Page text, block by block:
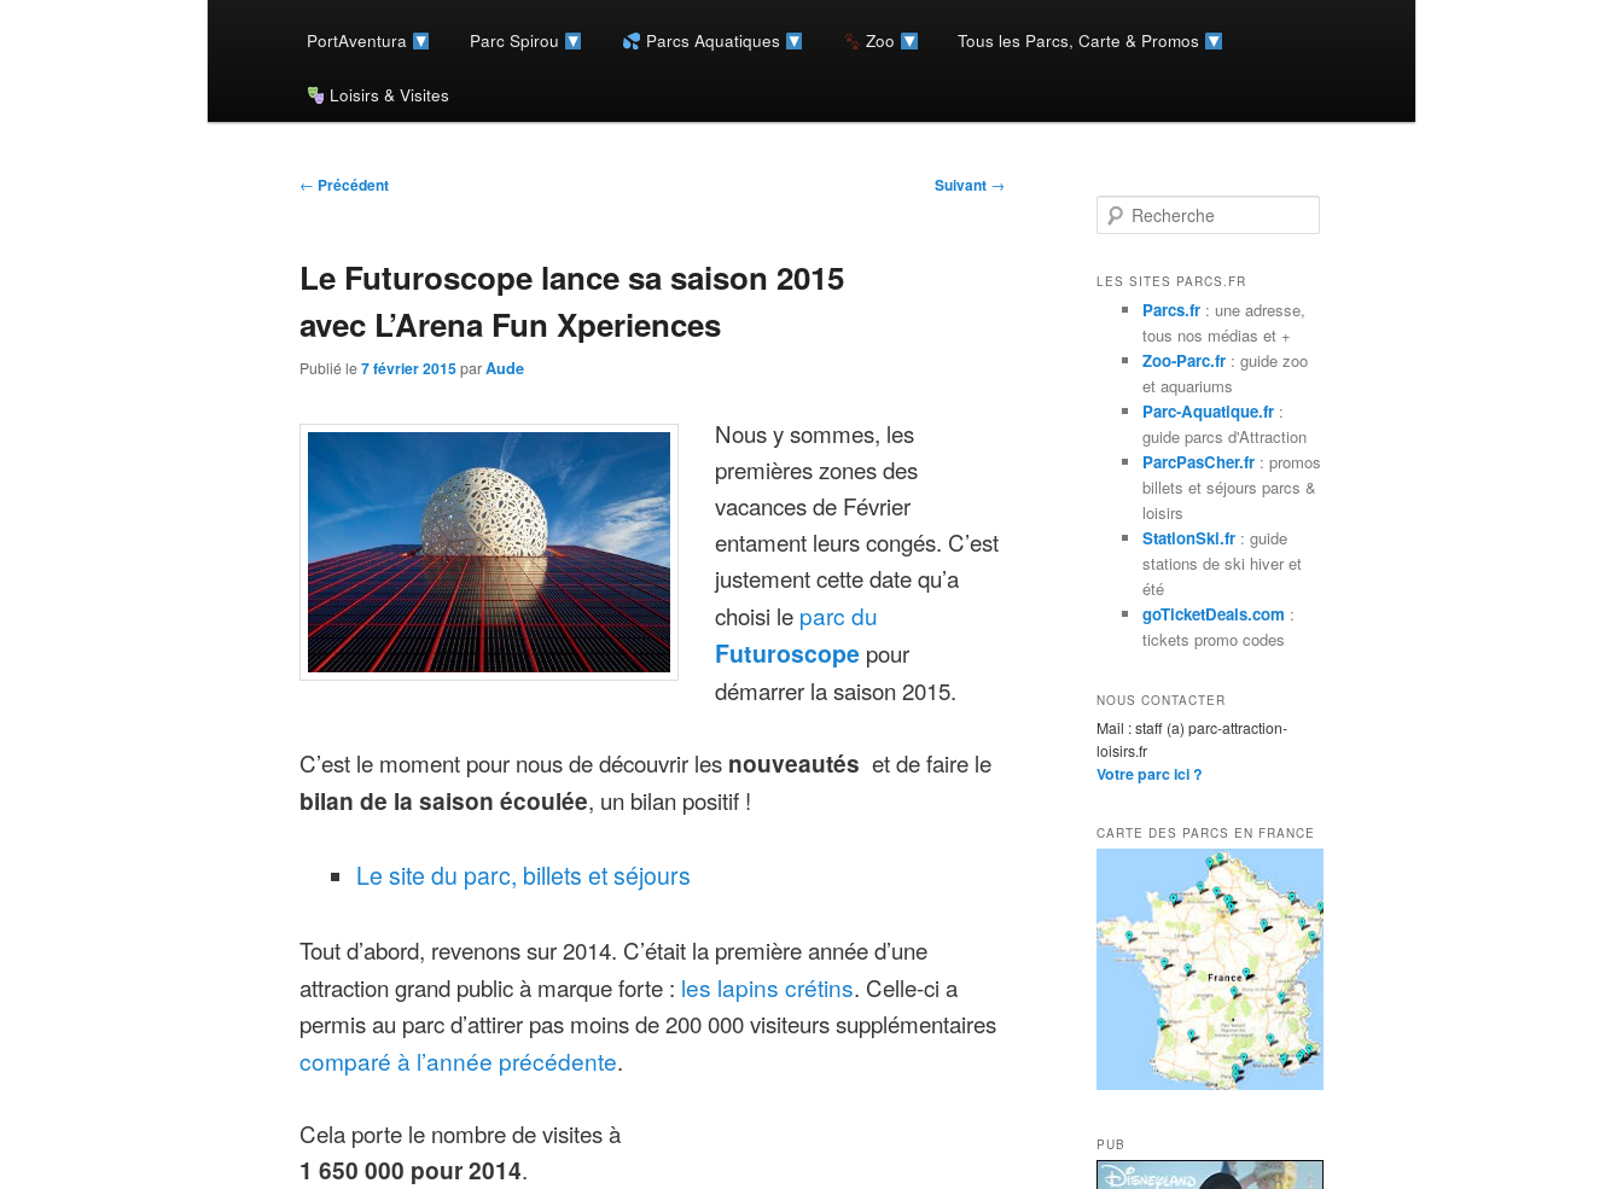
PortAventura Parc Spirou Parcs Aquatiques Zoo Tous les Parcs, Carte & Promos
Loisirs & Visites
Navigation
← Précédent Suivant →
Le Futuroscope lance sa saison 2015
avec L’Arena Fun Xperiences
Publié le7 février 2015parAude
Nous y sommes, les
premières zones des
vacances de Février
entament leurs congés. C’est
justement cette date qu’a
choisi le parc du
Futuroscope pour
démarrer la saison 2015.
C’est le moment pour nous de découvrir les nouveautés et de faire le
bilan de la saison écoulée, un bilan positif !
Le site du parc, billets et séjours
Tout d’abord, revenons sur 2014. C’était la première année d’une
attraction grand public à marque forte : les lapins crétins. Celle-ci a
permis au parc d’attirer pas moins de 200 000 visiteurs supplémentaires
comparé à l’année précédente.
Cela porte le nombre de visites à
1 650 000 pour 2014.
e
h
LES SITES PARCS.FR
Parcs.fr: une adresse,
tous nos médias et +
Zoo-Parc.fr: guide zoo
et aquariums
Parc-Aquatique.fr:
guide parcs d'Attraction
ParcPasCher.fr: promos
billets et séjours parcs &
loisirs
StationSki.fr: guide
stations de ski hiver et
été
goTicketDeals.com :
tickets promo codes
NOUS CONTACTER
Mail : staff (a) parc-attraction-
loisirs.fr
Votre parc ici ?
CARTE DES PARCS EN FRANCE
PUB